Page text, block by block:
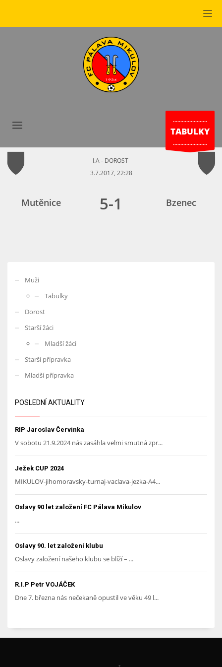
.......................
TABULKY
.......................
I.A - DOROST
3.7.2017, 22:28
Mutěnice 5-1 Bzenec
Muži
Tabulky
Dorost
Starší žáci
Mladší žáci
Starší přípravka
Mladší přípravka
POSLEDNÍ AKTUALITY
RIP Jaroslav Červinka
V sobotu 21.9.2024 nás zasáhla velmi smutná zpr...
Ježek CUP 2024
MIKULOV-jihomoravsky-turnaj-vaclava-jezka-A4...
Oslavy 90 let založení FC Pálava Mikulov
...
Oslavy 90. let založení klubu
Oslavy založení našeho klubu se blíží – ...
R.I.P Petr VOJÁČEK
Dne 7. března nás nečekaně opustil ve věku 49 l...